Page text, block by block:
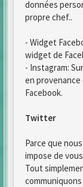
données
propre chef..
- Widget
widget de
- Instagram:
en
Facebook.
Twitter
Parce que
impose de
Tout